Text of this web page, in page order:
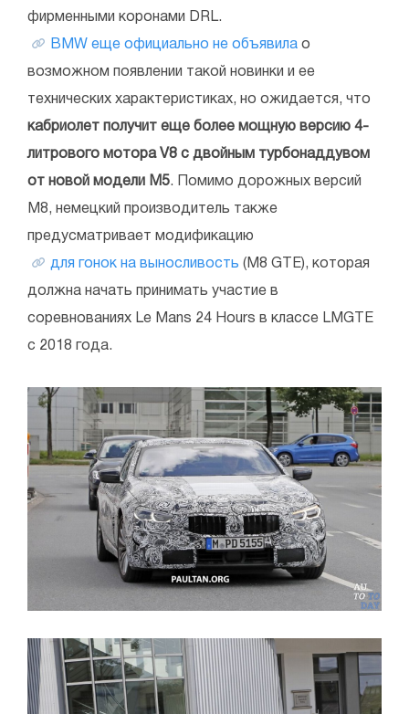
фирменными коронами DRL.
BMW еще официально не объявила о
возможном появлении такой новинки и ее
технических характеристиках, но ожидается, что
кабриолет получит еще более мощную версию 4-
литрового мотора V8 с двойным турбонаддувом
от новой модели M5. Помимо дорожных версий
M8, немецкий производитель также
предусматривает модификацию
для гонок на выносливость (M8 GTE), которая
должна начать принимать участие в
соревнованиях Le Mans 24 Hours в классе LMGTE
с 2018 года.